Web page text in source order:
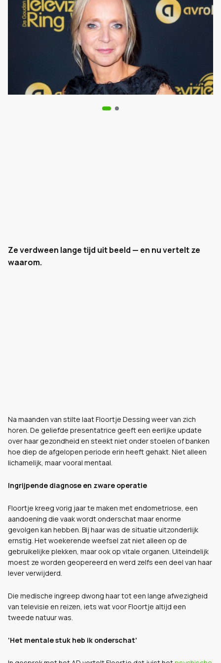
Ze verdween lange tijd uit beeld — en nu vertelt ze
waarom.
Na maanden van stilte laat Floortje Dessing weer van zich
horen. De geliefde presentatrice geeft een eerlijke update
over haar gezondheid en steekt niet onder stoelen of banken
hoe diep de afgelopen periode erin heeft gehakt. Niet alleen
lichamelijk, maar vooral mentaal.
Ingrijpende diagnose en zware operatie
Floortje kreeg vorig jaar te maken met endometriose, een
aandoening die vaak wordt onderschat maar enorme
gevolgen kan hebben. Bij haar was de situatie uitzonderlijk
ernstig. Het woekerende weefsel zat niet alleen op de
gebruikelijke plekken, maar ook op vitale organen. Uiteindelijk
moest ze worden geopereerd en werd zelfs een deel van haar
lever verwijderd.
Die medische ingreep dwong haar tot een lange afwezigheid
van televisie en reizen, iets wat voor Floortje altijd een
tweede natuur was.
‘Het mentale stuk heb ik onderschat’